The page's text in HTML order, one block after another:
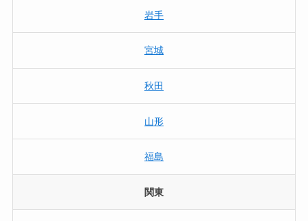
岩手
宮城
秋田
山形
福島
関東